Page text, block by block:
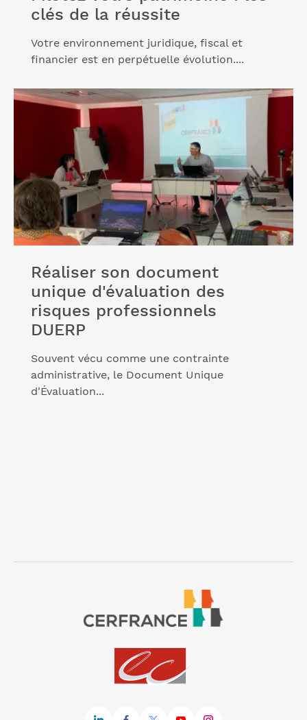
clés de la réussite
Votre environnement juridique, fiscal et
financier est en perpétuelle évolution....
Réaliser son document
unique d'évaluation des
risques professionnels
DUERP
Souvent vécu comme une contrainte
administrative, le Document Unique
d'Évaluation...
Lire l'article "Réaliser son document unique
d'évaluation des risques professionnels DUERP"